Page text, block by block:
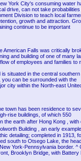
York City's consuming water
drive, can not take probabilities
Division to teach local
growth and attraction.
continue to be important
American Falls was critically
and building of one of many
of employees and families to
situated in the central
can be surrounded with the
city within the North-east
town has been residence to
rise buildings, of which 550
the earth after Hong Kong , with
Building , an early
detailing; completed in 1913,
south to Otsego Lake, the
York-Pennsylvania border. ^
Brooklyn Bridge, with Battery